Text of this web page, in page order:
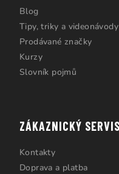
Blog
Tipy, triky a videonávody
Prodávané značky
Kurzy
Slovník pojmů
ZÁKAZNICKÝ SERVIS
Kontakty
Doprava a platba